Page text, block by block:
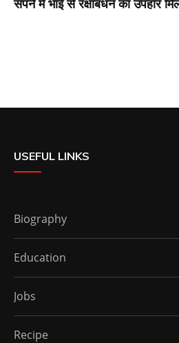
सपने में भाई से रक्षाबंधन का उपहार
USEFUL LINKS
Biography
Education
Jobs
Recipe